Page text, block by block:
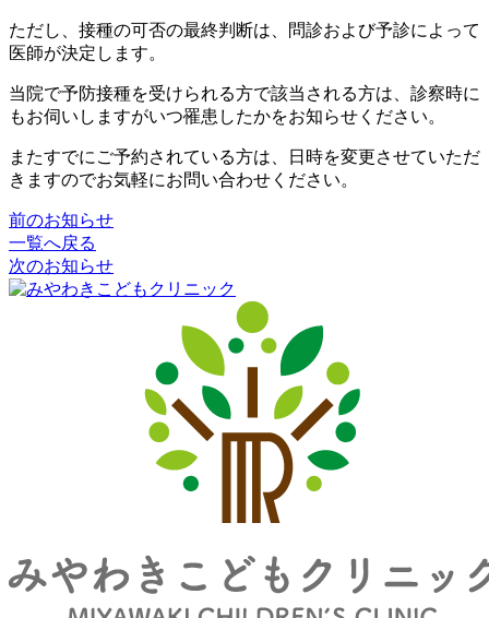
ただし、接種の可否の最終判断は、問診および予診によって
医師が決定します。
当院で予防接種を受けられる方で該当される方は、診察時に
もお伺いしますがいつ罹患したかをお知らせください。
またすでにご予約されている方は、日時を変更させていただ
きますのでお気軽にお問い合わせください。
前のお知らせ
一覧へ戻る
次のお知らせ